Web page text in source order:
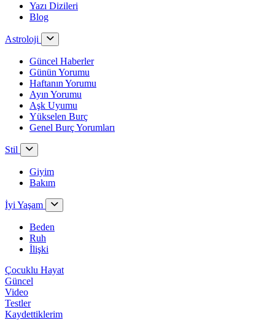
Yazı Dizileri
Blog
Astroloji
Güncel Haberler
Günün Yorumu
Haftanın Yorumu
Ayın Yorumu
Aşk Uyumu
Yükselen Burç
Genel Burç Yorumları
Stil
Giyim
Bakım
İyi Yaşam
Beden
Ruh
İlişki
Çocuklu Hayat
Güncel
Video
Testler
Kaydettiklerim